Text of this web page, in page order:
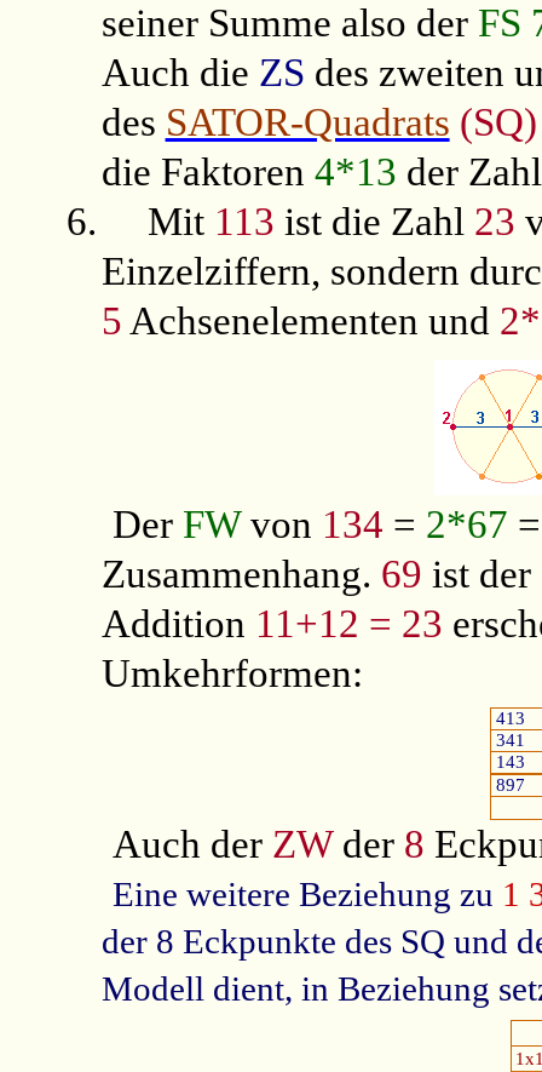
seiner Summe also der FS
Auch die ZS des zweiten
des SATOR-Quadrats (SQ)
die Faktoren 4*13 der
6.
Mit 113 ist die Zahl 23
Einzelziffern, sondern
5Achsenelementen und
Der FWvon 134 = 2*67
Zusammenhang. 69 ist der
Addition 11+12 = 23
Umkehrformen:
413
341
143
897
Auch der ZWder 8
Eine weitere Beziehung zu 1
der 8 Eckpunkte des SQ und
Modell dient, in Beziehung